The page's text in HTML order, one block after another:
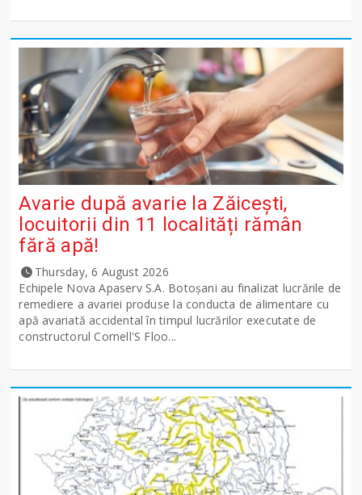
Avarie după avarie la Zăicești,
locuitorii din 11 localități rămân
fără apă!
Thursday, 6 August 2026
Echipele Nova Apaserv S.A. Botoșani au finalizat lucrările de
remediere a avariei produse la conducta de alimentare cu
apă avariată accidental în timpul lucrărilor executate de
constructorul Cornell'S Floo...